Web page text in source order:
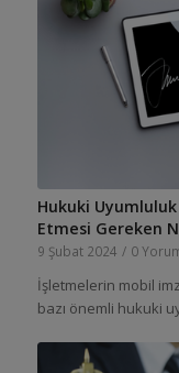
Hukuki
Etmesi Gereken
9 Şubat 2024 / 0
İşletmelerin mobil
bazı önemli hukuki